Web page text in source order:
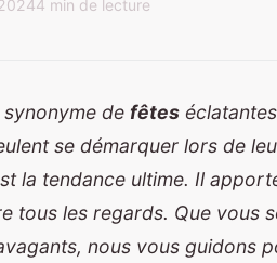
4 min de lecture
synonyme de fêtes
se démarquer lors de
la tendance ultime. Il
tous les regards. Que vous
nous vous guidons